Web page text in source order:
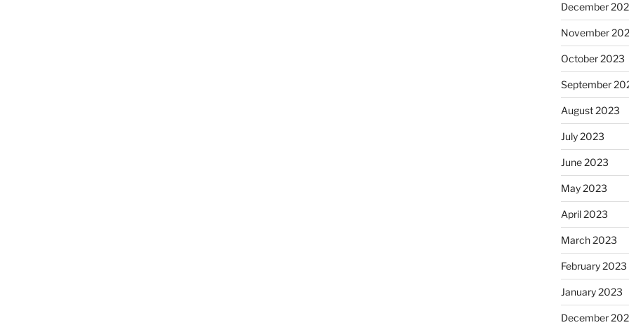
December
November
October 2023
September
August 2023
July 2023
June 2023
May 2023
April 2023
March 2023
February 2023
January 2023
December